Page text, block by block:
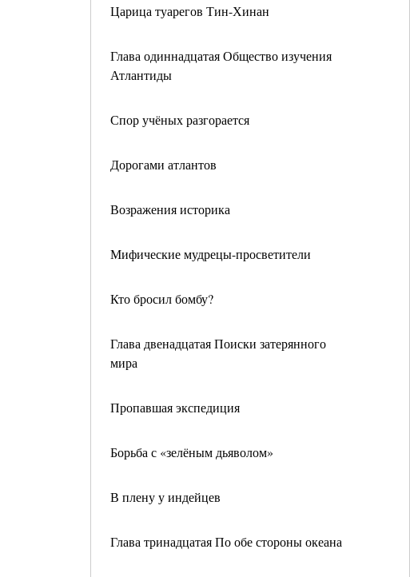
Царица туарегов Тин-Хинан
Глава одиннадцатая Общество изучения
Атлантиды
Спор учёных разгорается
Дорогами атлантов
Возражения историка
Мифические мудрецы-просветители
Кто бросил бомбу?
Глава двенадцатая Поиски затерянного
мира
Пропавшая экспедиция
Борьба с «зелёным дьяволом»
В плену у индейцев
Глава тринадцатая По обе стороны океана